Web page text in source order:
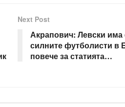
Next Post
Акрапович: Левски има
силните футболисти в
повече за статията…